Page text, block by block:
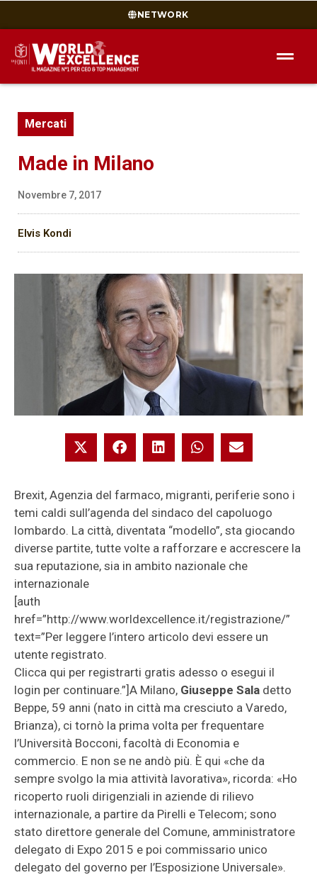
NETWORK
Mercati
Made in Milano
Novembre 7, 2017
Elvis Kondi
Brexit, Agenzia del farmaco, migranti, periferie sono i
temi caldi sull’agenda del sindaco del capoluogo
lombardo. La città, diventata “modello”, sta giocando
diverse partite, tutte volte a rafforzare e accrescere la
sua reputazione, sia in ambito nazionale che
internazionale
[auth
href=”http://www.worldexcellence.it/registrazione/”
text=”Per leggere l’intero articolo devi essere un
utente registrato.
Clicca qui per registrarti gratis adesso o esegui il
login per continuare.”]A Milano, Giuseppe Sala detto
Beppe, 59 anni (nato in città ma cresciuto a Varedo,
Brianza), ci tornò la prima volta per frequentare
l’Università Bocconi, facoltà di Economia e
commercio. E non se ne andò più. È qui «che da
sempre svolgo la mia attività lavorativa», ricorda: «Ho
ricoperto ruoli dirigenziali in aziende di rilievo
internazionale, a partire da Pirelli e Telecom; sono
stato direttore generale del Comune, amministratore
delegato di Expo 2015 e poi commissario unico
delegato del governo per l’Esposizione Universale».